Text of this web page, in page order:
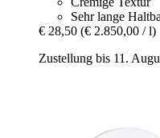
Sehr lange
€ 28,50 (€ 2.850,00 / l)
Zustellung bis 11.